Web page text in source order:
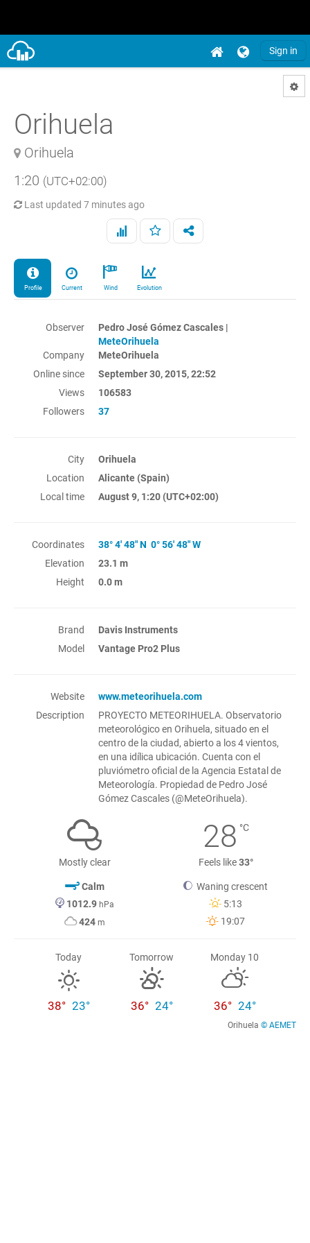
Sign in
Orihuela
Orihuela
1:20 (UTC+02:00)
Last updated 7 minutes ago
Profile Current Wind Evolution
Observer
Pedro José Gómez Cascales |
MeteOrihuela
Company
MeteOrihuela
Online since
September 30, 2015, 22:52
Views
106583
Followers
37
City
Orihuela
Location
Alicante (Spain)
Local time
August 9, 1:20 (UTC+02:00)
Coordinates
38° 4' 48" N 0° 56' 48" W
Elevation
23.1 m
Height
0.0 m
Brand
Davis Instruments
Model
Vantage Pro2 Plus
Website
www.meteorihuela.com
Description
PROYECTO METEORIHUELA. Observatorio
meteorológico en Orihuela, situado en el
centro de la ciudad, abierto a los 4 vientos,
en una idílica ubicación. Cuenta con el
pluviómetro oficial de la Agencia Estatal de
Meteorología. Propiedad de Pedro José
Gómez Cascales (@MeteOrihuela).
Mostly clear
28 °C
Feels like33°
Calm
1012.9 hPa
424 m
Waning crescent
5:13
19:07
Today
38° 23°
Tomorrow
36° 24°
Monday 10
36° 24°
Orihuela © AEMET